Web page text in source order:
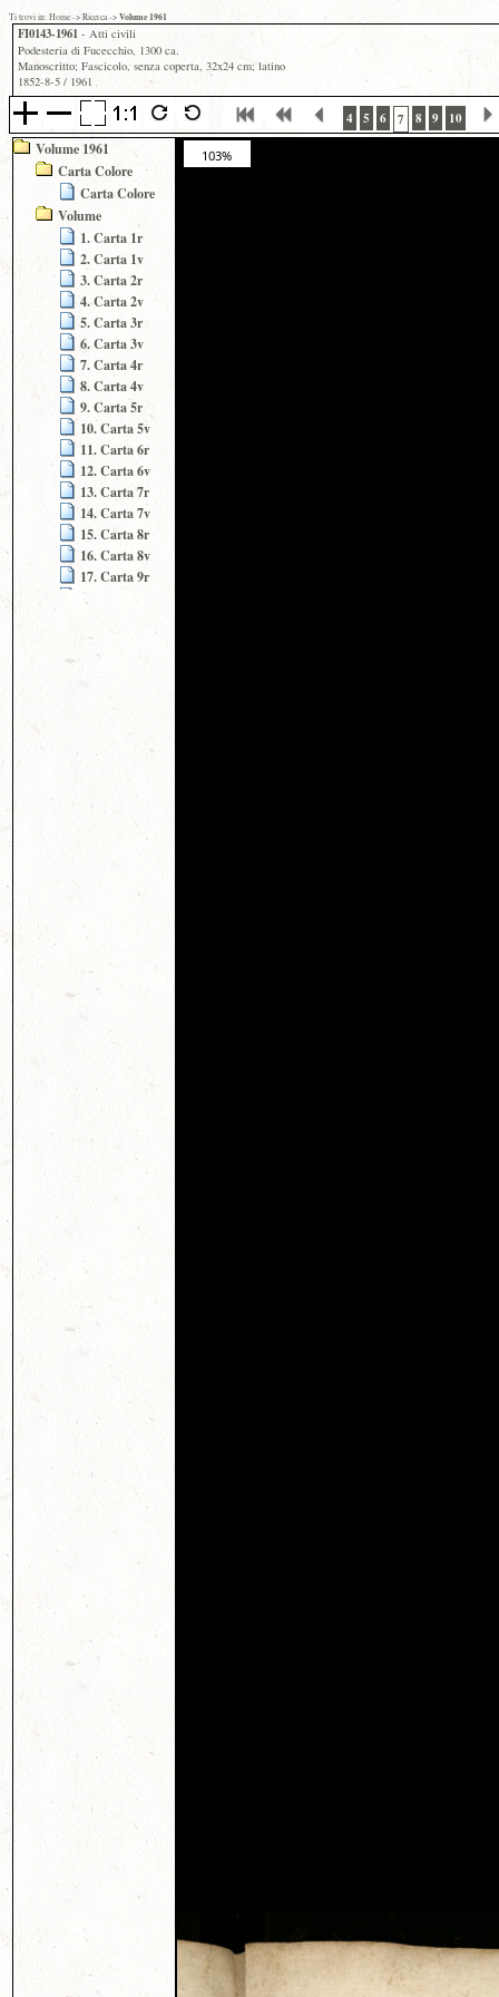
Ti trovi in: Home-> Ricerca-> Volume 1961
FI0143-1961- Atti civili
Podesteria di Fucecchio, 1300 ca.
Manoscritto; Fascicolo, senza coperta, 32x24 cm; latino
1852-8-5 / 1961
4 5 6 7 8 9 10
Volume 1961
Carta Colore
Carta Colore
Volume
1. Carta 1r
2. Carta 1v
3. Carta 2r
4. Carta 2v
5. Carta 3r
6. Carta 3v
7. Carta 4r
8. Carta 4v
9. Carta 5r
10. Carta 5v
11. Carta 6r
12. Carta 6v
13. Carta 7r
14. Carta 7v
15. Carta 8r
16. Carta 8v
17. Carta 9r
103%